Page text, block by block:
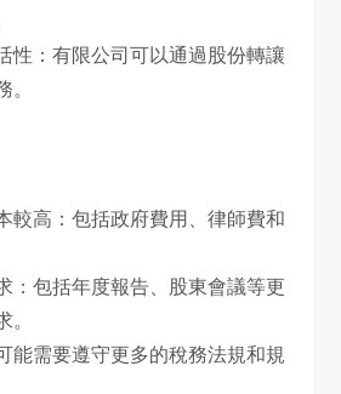
性：有限公司可以通過股份轉讓
較高：包括政府費用、律師費和
：包括年度報告、股東會議等更
能需要遵守更多的稅務法規和規